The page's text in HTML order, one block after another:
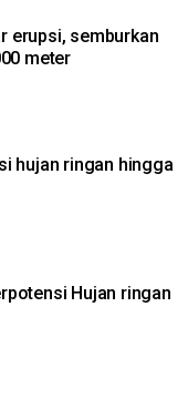
erupsi, semburkan
meter
hujan ringan hingga
Hujan ringan